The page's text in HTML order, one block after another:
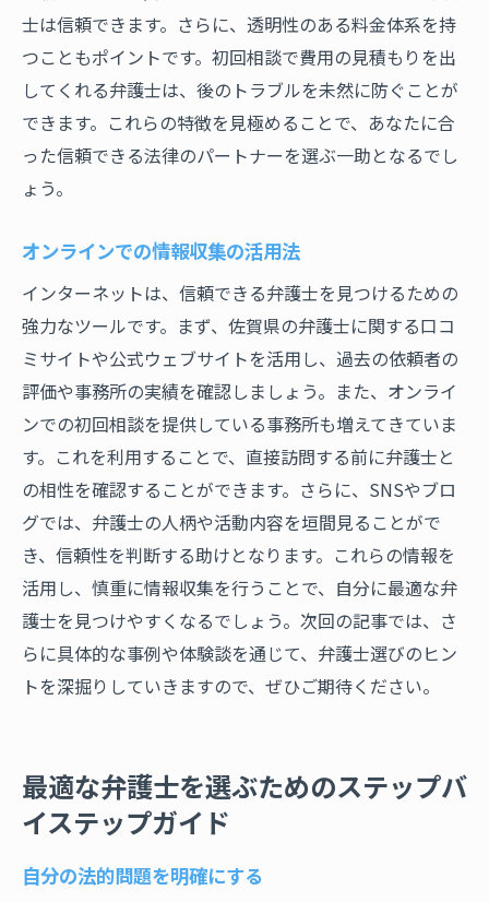
士は信頼できます。さらに、透明性のある料金体系を持
つこともポイントです。初回相談で費用の見積もりを出
してくれる弁護士は、後のトラブルを未然に防ぐことが
できます。これらの特徴を見極めることで、あなたに合
った信頼できる法律のパートナーを選ぶ一助となるでし
ょう。
オンラインでの情報収集の活用法
インターネットは、信頼できる弁護士を見つけるための
強力なツールです。まず、佐賀県の弁護士に関する口コ
ミサイトや公式ウェブサイトを活用し、過去の依頼者の
評価や事務所の実績を確認しましょう。また、オンライ
ンでの初回相談を提供している事務所も増えてきていま
す。これを利用することで、直接訪問する前に弁護士と
の相性を確認することができます。さらに、SNSやブロ
グでは、弁護士の人柄や活動内容を垣間見ることがで
き、信頼性を判断する助けとなります。これらの情報を
活用し、慎重に情報収集を行うことで、自分に最適な弁
護士を見つけやすくなるでしょう。次回の記事では、さ
らに具体的な事例や体験談を通じて、弁護士選びのヒン
トを深掘りしていきますので、ぜひご期待ください。
最適な弁護士を選ぶためのステップバ
イステップガイド
自分の法的問題を明確にする